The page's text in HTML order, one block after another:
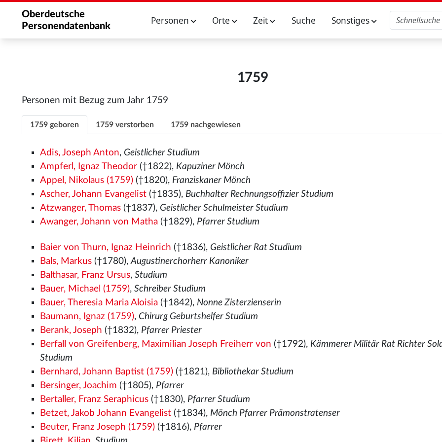
Oberdeutsche
Personendatenbank
Personen Orte Zeit Suche Sonstiges
1759
Personen mit Bezug zum Jahr 1759
1759 geboren 1759 verstorben 1759 nachgewiesen
Adis, Joseph Anton, Geistlicher Studium
Ampferl, Ignaz Theodor (†1822), Kapuziner Mönch
Appel, Nikolaus (1759) (†1820), Franziskaner Mönch
Ascher, Johann Evangelist (†1835), Buchhalter Rechnungsoffizier Studium
Atzwanger, Thomas (†1837), Geistlicher Schulmeister Studium
Awanger, Johann von Matha (†1829), Pfarrer Studium
Baier von Thurn, Ignaz Heinrich (†1836), Geistlicher Rat Studium
Bals, Markus (†1780),Augustinerchorherr Kanoniker
Balthasar, Franz Ursus,Studium
Bauer, Michael (1759),Schreiber Studium
Bauer, Theresia Maria Aloisia (†1842), Nonne Zisterzienserin
Baumann, Ignaz (1759), Chirurg Geburtshelfer Studium
Berank, Joseph (†1832), Pfarrer Priester
Berfall von Greifenberg, Maximilian Joseph Freiherr von (†1792), Kämmerer Militär Rat Richter
Studium
Bernhard, Johann Baptist (1759) (†1821), Bibliothekar Studium
Bersinger, Joachim (†1805), Pfarrer
Bertaller, Franz Seraphicus (†1830), Pfarrer Studium
Betzet, Jakob Johann Evangelist (†1834), Mönch Pfarrer Prämonstratenser
Beuter, Franz Joseph (1759) (†1816), Pfarrer